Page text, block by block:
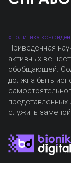
«Политика
Приведенная
активных
обобщающей.
должна быть
служить